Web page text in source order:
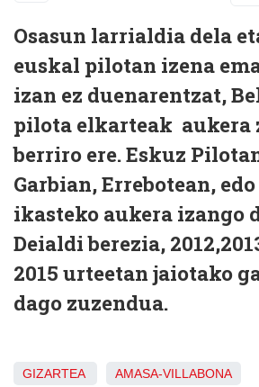
Osasun larrialdia dela
euskal pilotan izena
izan ez duenarentzat,
pilota elkarteak aukera
berriro ere. Eskuz
Garbian, Errebotean,
ikasteko aukera izango
Deialdi berezia,
2015 urteetan jaiotako
dago zuzendua.
GIZARTEA AMASA-VILLABONA